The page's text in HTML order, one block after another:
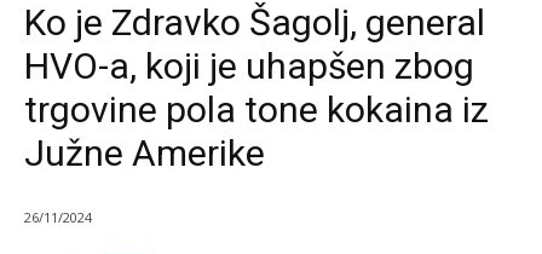
Ko je Zdravko Šagolj, general
HVO-a, koji je uhapšen zbog
trgovine pola tone kokaina iz
Južne Amerike
26/11/2024